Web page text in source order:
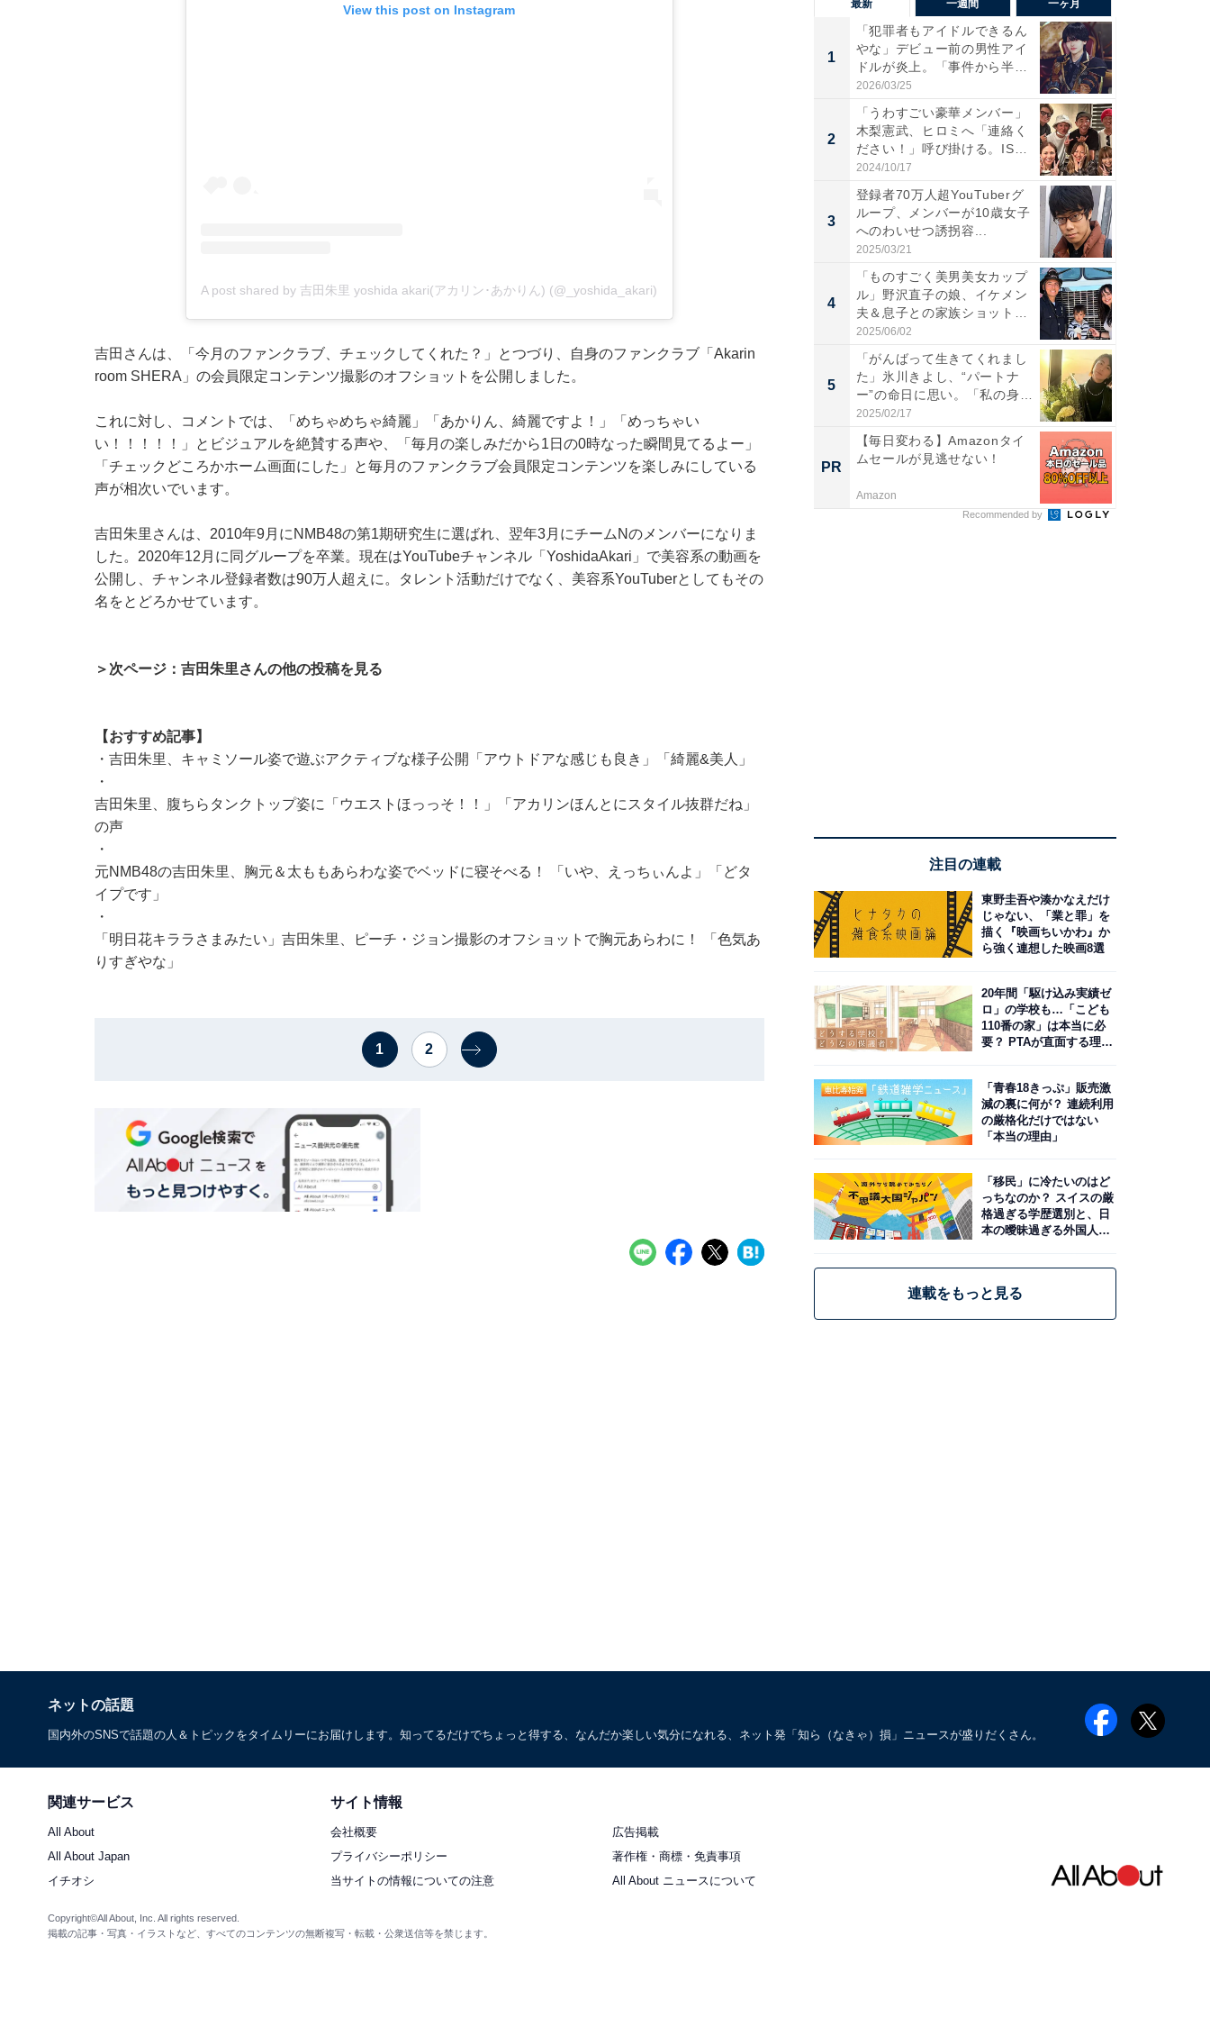
View this post on Instagram
A post shared by 吉田朱里 yoshida akari(アカリン･あかりん) (@_yoshida_akari)
吉田さんは、「今月のファンクラブ、チェックしてくれた？」とつづり、自身のファンクラブ「Akarin
room SHERA」の会員限定コンテンツ撮影のオフショットを公開しました。
これに対し、コメントでは、「めちゃめちゃ綺麗」「あかりん、綺麗ですよ！」「めっちゃい
い！！！！！」とビジュアルを絶賛する声や、「毎月の楽しみだから1日の0時なった瞬間見てるよー」
「チェックどころかホーム画面にした」と毎月のファンクラブ会員限定コンテンツを楽しみにしている
声が相次いでいます。
吉田朱里さんは、2010年9月にNMB48の第1期研究生に選ばれ、翌年3月にチームNのメンバーになりま
した。2020年12月に同グループを卒業。現在はYouTubeチャンネル「YoshidaAkari」で美容系の動画を
公開し、チャンネル登録者数は90万人超えに。タレント活動だけでなく、美容系YouTuberとしてもその
名をとどろかせています。
＞次ページ：吉田朱里さんの他の投稿を見る
【おすすめ記事】
・ 吉田朱里、キャミソール姿で遊ぶアクティブな様子公開「アウトドアな感じも良き」「綺麗&美人」
・
吉田朱里、腹ちらタンクトップ姿に「ウエストほっっそ！！」「アカリンほんとにスタイル抜群だね」
の声
・
元NMB48の吉田朱里、胸元＆太ももあらわな姿でベッドに寝そべる！ 「いや、えっちぃんよ」「どタ
イプです」
・
「明日花キララさまみたい」吉田朱里、ピーチ・ジョン撮影のオフショットで胸元あらわに！ 「色気あ
りすぎやな」
1 2
最新 一週間 一ヶ月
1
「犯罪者もアイドルできるん
やな」デビュー前の男性アイ
ドルが炎上。「事件から半年
も...
2026/03/25
2
「うわすごい豪華メンバー」
木梨憲武、ヒロミへ「連絡く
ださい！」呼び掛ける。IS
S...
2024/10/17
3
登録者70万人超YouTuberグ
ループ、メンバーが10歳女子
へのわいせつ誘拐容...
2025/03/21
4
「ものすごく美男美女カップ
ル」野沢直子の娘、イケメン
夫＆息子との家族ショット！
...
2025/06/02
5
「がんばって生きてくれまし
た」氷川きよし、“パートナ
ー”の命日に思い。「私の身
体...
2025/02/17
PR
【毎日変わる】Amazonタイ
ムセールが見逃せない！
Amazon
Recommended by
注目の連載
東野圭吾や湊かなえだけ
じゃない、「業と罪」を
描く『映画ちいかわ』か
ら強く連想した映画8選
20年間「駆け込み実績ゼ
ロ」の学校も…「こども
110番の家」は本当に必
要？ PTAが直面する理想
「青春18きっぷ」販売激
減の裏に何が？ 連続利用
の厳格化だけではない
「本当の理由」
「移民」に冷たいのはど
っちなのか？ スイスの厳
格過ぎる学歴選別と、日
本の曖昧過ぎる外国人政
連載をもっと見る
ネットの話題
国内外のSNSで話題の人＆トピックをタイムリーにお届けします。知ってるだけでちょっと得する、なんだか楽しい気分になれる、ネット発「知ら（なきゃ）損」ニュースが盛りだくさん。
関連サービス
All About
All About Japan
イチオシ
サイト情報
会社概要
広告掲載
プライバシーポリシー
著作権・商標・免責事項
当サイトの情報についての注意
All About ニュースについて
Copyright©All About, Inc. All rights reserved.
掲載の記事・写真・イラストなど、すべてのコンテンツの無断複写・転載・公衆送信等を禁じます。